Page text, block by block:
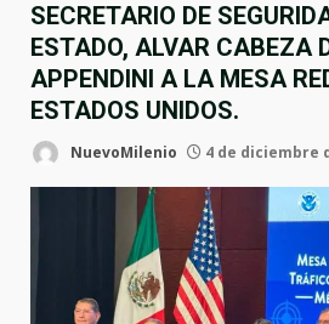
SECRETARIO DE
ESTADO, ALVAR CABEZA
APPENDINI A LA MESA
ESTADOS UNIDOS.
NuevoMilenio 4 de diciembre